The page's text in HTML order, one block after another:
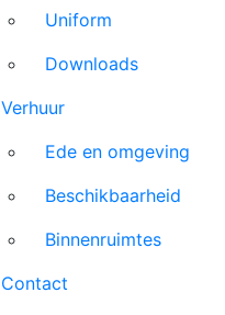
Uniform
Downloads
Verhuur
Ede en omgeving
Beschikbaarheid
Binnenruimtes
Contact